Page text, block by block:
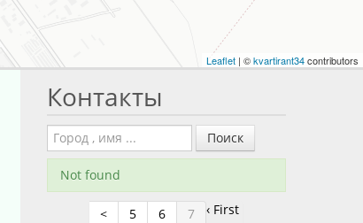
Leaflet | ©kvartirant34contributors
Контакты
Поиск
Not found
‹ First
< 5 6 7